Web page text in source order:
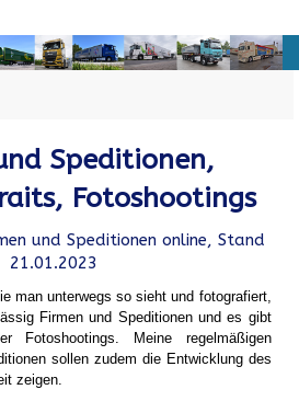
Speditionen,
Fotoshootings
und Speditionen online, Stand
21.01.2023
man unterwegs so sieht und fotografiert,
Firmen und Speditionen und es gibt
Fotoshootings.
Meine regelmäßigen
sollen zudem die Entwicklung des
zeigen.